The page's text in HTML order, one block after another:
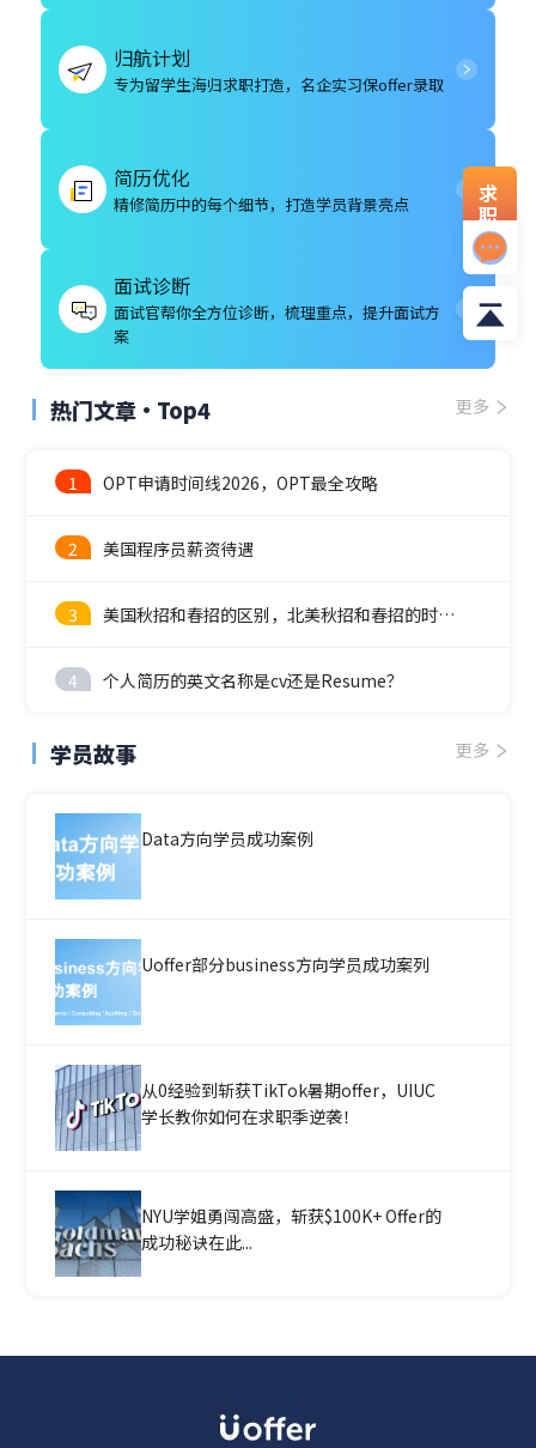
归航计划
专为留学生海归求职打造，名企实习保offer录取
简历优化
精修简历中的每个细节，打造学员背景亮点
面试诊断
面试官帮你全方位诊断，梳理重点，提升面试方
案
热门文章·Top4 更多
1 OPT申请时间线2026，OPT最全攻略
2 美国程序员薪资待遇
3 美国秋招和春招的区别，北美秋招和春招的时间线
4 个人简历的英文名称是cv还是Resume？
学员故事 更多
Data方向学员成功案例
Uoffer部分business方向学员成功案列
从0经验到斩获TikTok暑期offer，UIUC
学长教你如何在求职季逆袭！
NYU学姐勇闯高盛，斩获$100K+ Offer的
成功秘诀在此...
求
职
资
料